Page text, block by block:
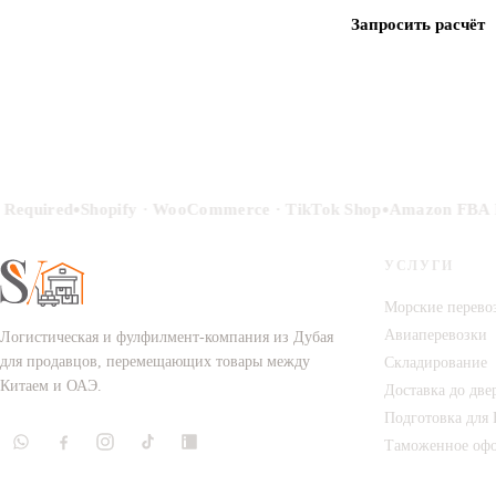
Запросить расчёт
•Shopify · WooCommerce · TikTok Shop•Amazon FBA
Логистическая и фулфилмент-компания из Дубая
для продавцов, перемещающих товары между
Китаем и ОАЭ.
УСЛУГИ
Морские
Авиаперевозки
Складирование
Доставка до
Подготовка
Таможенное